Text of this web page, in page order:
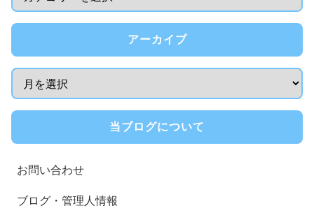
アーカイブ
当ブログについて
お問い合わせ
ブログ・管理人情報